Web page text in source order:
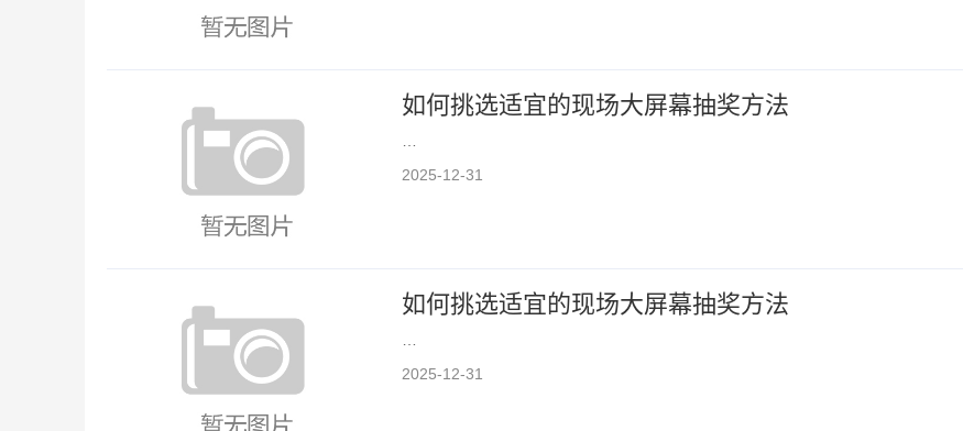
如何挑选适宜的现场大屏幕抽奖方法
2025-12-31
如何挑选适宜的现场大屏幕抽奖方法
2025-12-31